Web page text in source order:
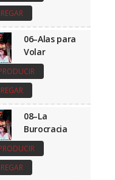
06–Alas para
Volar
08–La
Burocracia